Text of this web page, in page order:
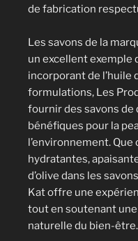
de fabrication
Les savons de la
un excellent exemple
incorporant de l’huile
formulations, Les
fournir des savons
bénéfiques pour la
l’environnement.
hydratantes,
d’olive dans les
Kat offre une
tout en soutenant
naturelle du bien-être.